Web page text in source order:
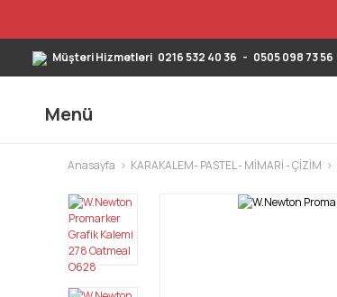
Müşteri Hizmetleri 0216 532 40 36 - 0505 098 73 56
Menü
Anasayfa KARAKALEM- PASTEL - MİMARİ - ÇİZİM